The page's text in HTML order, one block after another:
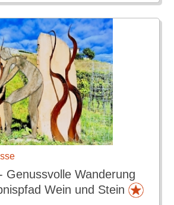
Genussvolle Wanderung
Wein und Stein